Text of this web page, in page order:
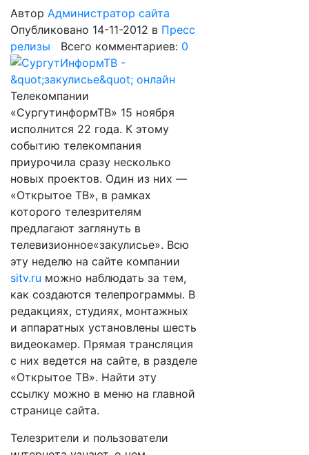
Автор Администратор сайта
Опубликовано 14-11-2012 в Пресс
релизы Всего комментариев: 0
Телекомпании
«СургутинформТВ» 15 ноября
исполнится 22 года. К этому
событию телекомпания
приурочила сразу несколько
новых проектов. Один из них —
«Открытое ТВ», в рамках
которого телезрителям
предлагают заглянуть в
телевизионное«закулисье». Всю
эту неделю на сайте компании
sitv.ru можно наблюдать за тем,
как создаются телепрограммы. В
редакциях, студиях, монтажных
и аппаратных установлены шесть
видеокамер. Прямая трансляция
с них ведется на сайте, в разделе
«Открытое ТВ». Найти эту
ссылку можно в меню на главной
странице сайта.
Телезрители и пользователи